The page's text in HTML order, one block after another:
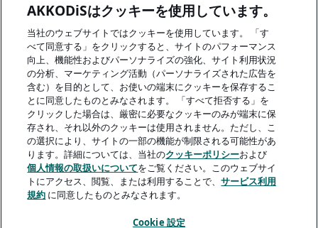
一般財団法人日本情報経済社会推進協会 認定個
人情報保護団体事務局
東京都港区六本木一丁目9番9号 六本木ファース
トビル内
TEL：0120-700-779
なお、上記の窓口は、当社のサービスに対する苦
情・相談は受け付けしておりませんので、ご注意
ください。
AKKODiSはクッキーを使用しています。
当社のウェブサイトではクッキーを使用しています。 「す
べて同意する」をクリックすると、サイトのパフォーマンス
向上、機能性およびパーソナライズの強化、サイト利用状況
の分析、マーケティング活動（パーソナライズされた広告を
含む）を目的として、お使いの端末にクッキーを保存するこ
とに同意したものとみなされます。 「すべて拒否する」を
クリックした場合は、厳密に必要なクッキーのみが端末に保
存され、それ以外のクッキーは使用されません。ただし、こ
の選択により、サイトの一部の機能が制限される可能性があ
ります。詳細については、当社のクッキーポリシーおよび
個人情報の取扱いについてをご覧ください。このウェブサイ
トにアクセス、閲覧、または利用することで、サービス利用
規約 に同意したものとみなされます。
Cookie 設定